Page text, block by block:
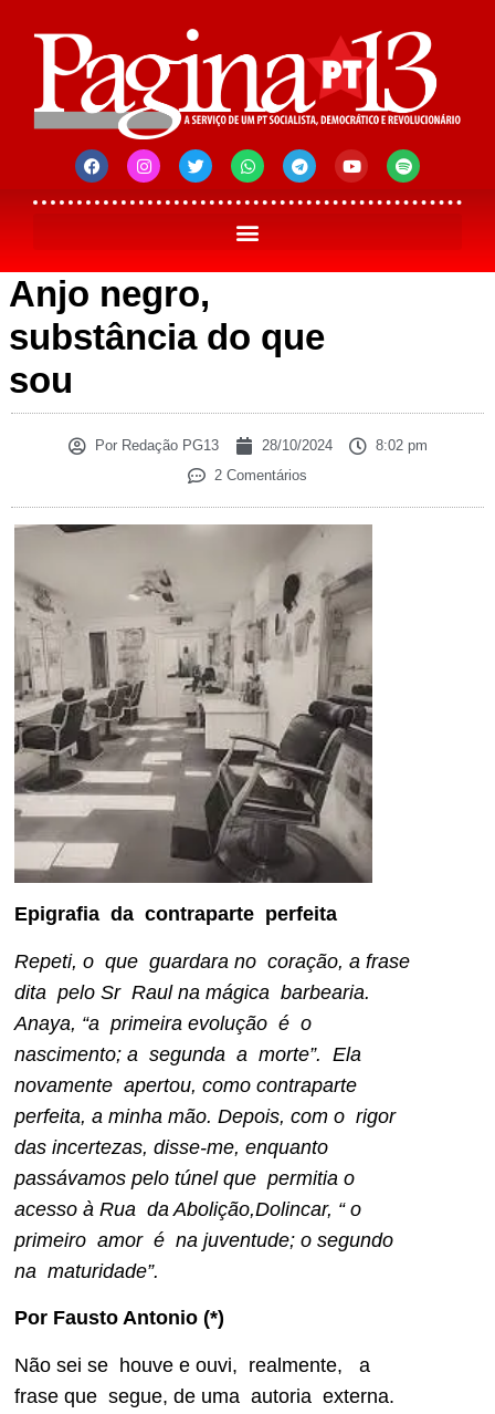
Anjo negro,
substância do que
sou
PorRedação PG13 28/10/2024
8:02 pm
2 Comentários
Epigrafia da contraparte perfeita
Repeti, o que guardara no coração, a frase
dita pelo Sr Raul na mágica barbearia.
Anaya, “a primeira evolução é o
nascimento; a segunda a morte”. Ela
novamente apertou, como contraparte
perfeita, a minha mão. Depois, com o rigor
das incertezas, disse-me, enquanto
passávamos pelo túnel que permitia o
acesso à Rua da Abolição,Dolincar, “ o
primeiro amor é na juventude; o segundo
na maturidade”.
Por Fausto Antonio (*)
Não sei se houve e ouvi, realmente, a
frase que segue, de uma autoria externa.